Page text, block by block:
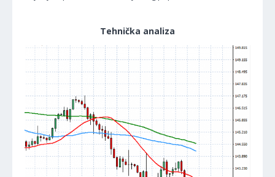
Tehnička analiza